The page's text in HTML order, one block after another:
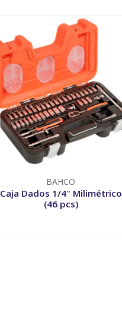
BAHCO
Caja Dados 1/4" Milimétrico
(46 pcs)